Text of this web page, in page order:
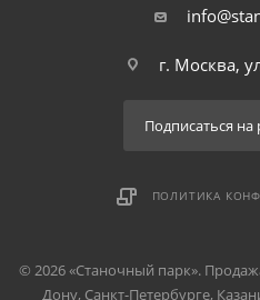
г. Москва,
Подписаться на
ПОЛИТИКА
© 2026 «Станочный парк».
Дону, Санкт-Петербурге,